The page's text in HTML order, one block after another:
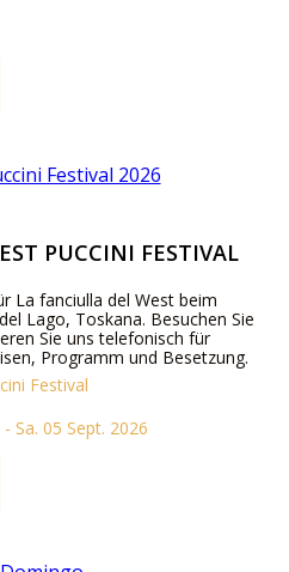
PUCCINI FESTIVAL
La fanciulla del West beim
Lago, Toskana. Besuchen Sie
Sie uns telefonisch für
Programm und Besetzung.
Festival
Sa. 05 Sept. 2026